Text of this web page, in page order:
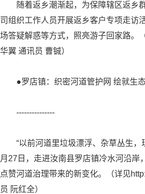
随着返乡潮渐起，为保障辖区返乡
司组织工作人员开展返乡客户专项走访
场答疑解惑等方式，照亮游子回家路。
华翼 通讯员 曹铖）
●罗店镇：织密河道管护网 绘就生
---------------
“以前河道里垃圾漂浮、杂草丛生
月27日，走进汝南县罗店镇冷水河沿
点赞河道治理带来的新变化。（详见
员 阮红全）